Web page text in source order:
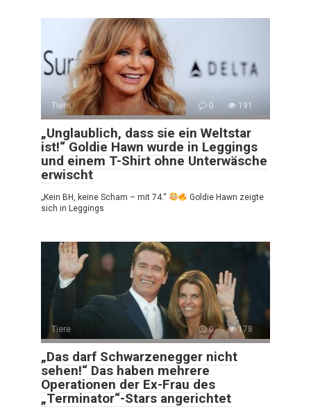
Tiere 0 191
„Unglaublich, dass sie ein Weltstar
ist!“ Goldie Hawn wurde in Leggings
und einem T-Shirt ohne Unterwäsche
erwischt
„Kein BH, keine Scham – mit 74.“
Goldie Hawn zeigte
sich in Leggings
Tiere 0 178
„Das darf Schwarzenegger nicht
sehen!“ Das haben mehrere
Operationen der Ex-Frau des
„Terminator“-Stars angerichtet